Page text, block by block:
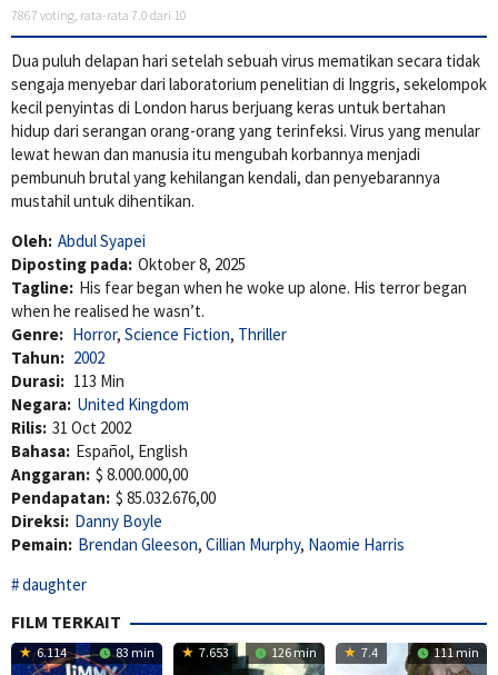
7867 voting, rata-rata 7.0 dari 10
Dua puluh delapan hari setelah sebuah virus mematikan secara tidak
sengaja menyebar dari laboratorium penelitian di Inggris, sekelompok
kecil penyintas di London harus berjuang keras untuk bertahan
hidup dari serangan orang-orang yang terinfeksi. Virus yang menular
lewat hewan dan manusia itu mengubah korbannya menjadi
pembunuh brutal yang kehilangan kendali, dan penyebarannya
mustahil untuk dihentikan.
Oleh: Abdul Syapei
Diposting pada: Oktober 8, 2025
Tagline: His fear began when he woke up alone. His terror began
when he realised he wasn’t.
Genre: Horror, Science Fiction, Thriller
Tahun: 2002
Durasi: 113 Min
Negara: United Kingdom
Rilis: 31 Oct 2002
Bahasa: Español, English
Anggaran: $ 8.000.000,00
Pendapatan: $ 85.032.676,00
Direksi: Danny Boyle
Pemain: Brendan Gleeson, Cillian Murphy, Naomie Harris
daughter
FILM TERKAIT
6.114 83 min 7.653 126 min 7.4 111 min